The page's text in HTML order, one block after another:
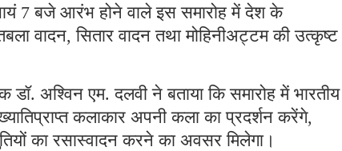
7 बजे आरंभ होने वाले इस समारोह में देश के
वादन, सितार वादन तथा मोहिनीअट्टम की उत्कृष्ट
अश्विन एम. दलवी ने बताया कि समारोह में भारतीय
कलाकार अपनी कला का प्रदर्शन करेंगे,
का रसास्वादन करने का अवसर मिलेगा।